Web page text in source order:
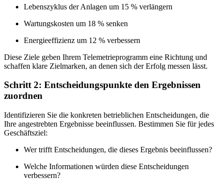
Lebenszyklus der Anlagen um 15 % verlängern
Wartungskosten um 18 % senken
Energieeffizienz um 12 % verbessern
Diese Ziele geben Ihrem Telemetrieprogramm eine Richtung und
schaffen klare Zielmarken, an denen sich der Erfolg messen lässt.
Schritt 2: Entscheidungspunkte den Ergebnissen
zuordnen
Identifizieren Sie die konkreten betrieblichen Entscheidungen, die
Ihre angestrebten Ergebnisse beeinflussen. Bestimmen Sie für jedes
Geschäftsziel:
Wer trifft Entscheidungen, die dieses Ergebnis beeinflussen?
Welche Informationen würden diese Entscheidungen
verbessern?